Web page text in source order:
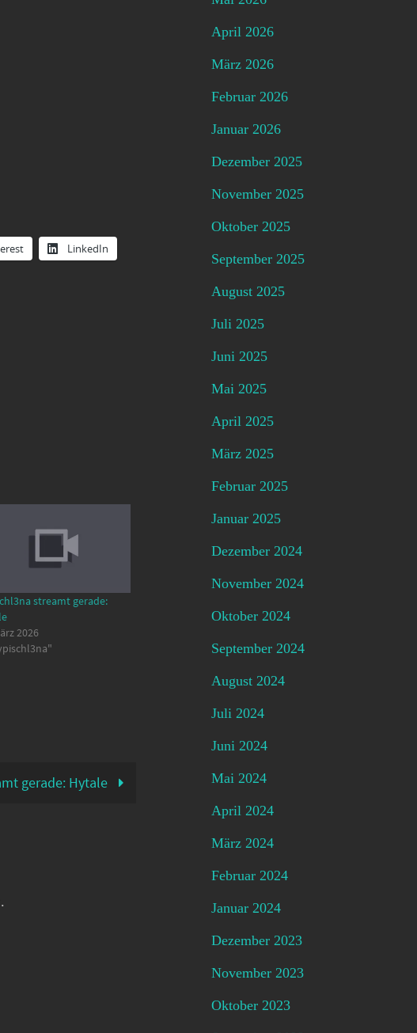
LinkedIn
streamt gerade:
2026
gerade: Hytale
April 2026
März 2026
Februar 2026
Januar 2026
Dezember 2025
November 2025
Oktober 2025
September 2025
August 2025
Juli 2025
Juni 2025
Mai 2025
April 2025
März 2025
Februar 2025
Januar 2025
Dezember 2024
November 2024
Oktober 2024
September 2024
August 2024
Juli 2024
Juni 2024
Mai 2024
April 2024
März 2024
Februar 2024
Januar 2024
Dezember 2023
November 2023
Oktober 2023